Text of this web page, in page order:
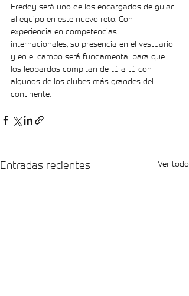
Freddy será uno de los encargados de guiar
al equipo en este nuevo reto. Con
experiencia en competencias
internacionales, su presencia en el vestuario
y en el campo será fundamental para que
los leopardos compitan de tú a tú con
algunos de los clubes más grandes del
continente.
Entradas recientes Ver todo